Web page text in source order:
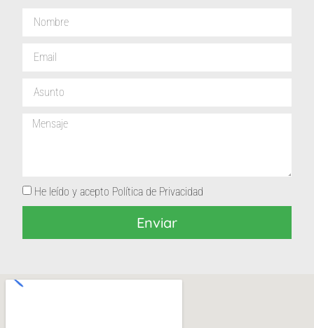
He leído y acepto Política de Privacidad
Enviar